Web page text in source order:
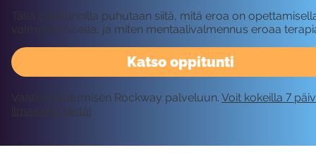
Katso oppitunti
Tällä oppitunnilla puhutaan siitä, mitä eroa on
valmentamisella, ja miten mentaalivalmennus eroaa
Vaatii kirjautumisen Rockway palveluun. Voit kokeilla 7
ilmaiseksi tästä!